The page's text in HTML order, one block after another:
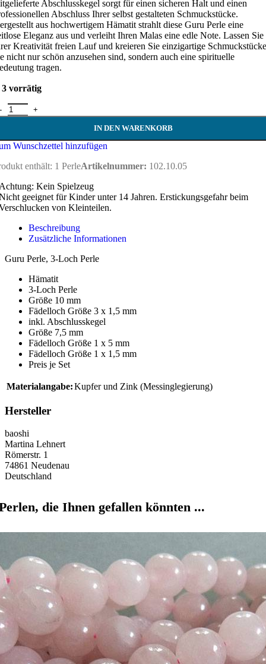
Abschlusskegel sorgt für einen sicheren Halt und einen
Abschluss Ihrer selbst gestalteten Schmuckstücke.
aus hochwertigem Hämatit strahlt diese Guru Perle eine
Eleganz aus und verleiht Ihren Malas eine edle Note. Lassen Sie
Kreativität freien Lauf und kreieren Sie einzigartige
nicht nur schön anzusehen sind, sondern auch eine spirituelle
tragen.
3 vorrätig
Perle / 3 Loch Perle - 10 mm Menge
IN DEN WARENKORB
Wunschzettel hinzufügen
enthält: 1 PerleArtikelnummer: 102.10.05
Kein Spielzeug
geeignet für Kinder unter 14 Jahren. Erstickungsgefahr beim
von Kleinteilen.
Beschreibung
Zusätzliche Informationen
Guru Perle, 3-Loch Perle
Hämatit
3-Loch Perle
Größe 10 mm
Fädelloch Größe 3 x 1,5 mm
inkl. Abschlusskegel
Größe 7,5 mm
Fädelloch Größe 1 x 5 mm
Fädelloch Größe 1 x 1,5 mm
Preis je Set
Materialangabe:Kupfer und Zink (Messinglegierung)
Hersteller
baoshi
Martina Lehnert
Römerstr. 1
74861 Neudenau
Deutschland
die Ihnen gefallen könnten ...